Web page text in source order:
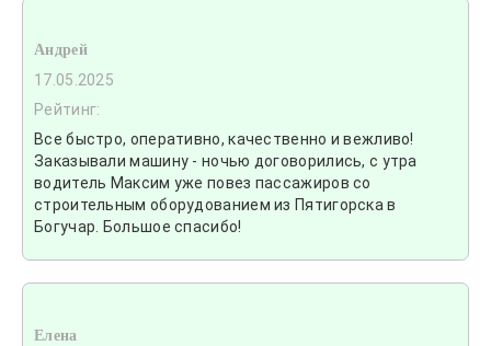
Андрей
17.05.2025
Рейтинг:
Все быстро, оперативно, качественно и вежливо!
Заказывали машину - ночью договорились, с утра
водитель Максим уже повез пассажиров со
строительным оборудованием из Пятигорска в
Богучар. Большое спасибо!
Елена